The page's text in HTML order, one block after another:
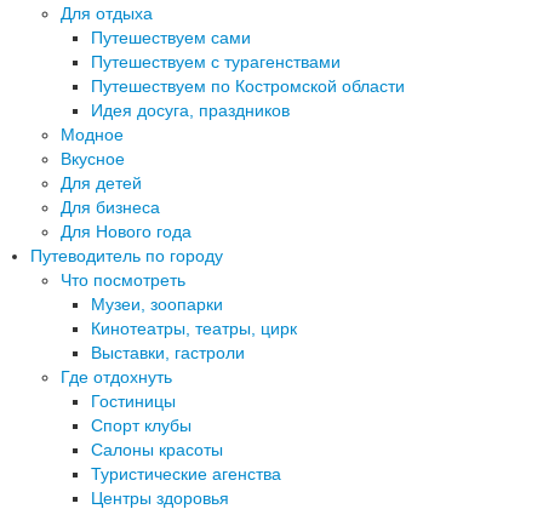
Для отдыха
Путешествуем сами
Путешествуем с турагенствами
Путешествуем по Костромской области
Идея досуга, праздников
Модное
Вкусное
Для детей
Для бизнеса
Для Нового года
Путеводитель по городу
Что посмотреть
Музеи, зоопарки
Кинотеатры, театры, цирк
Выставки, гастроли
Где отдохнуть
Гостиницы
Спорт клубы
Салоны красоты
Туристические агенства
Центры здоровья